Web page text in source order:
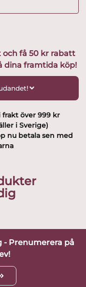
få 50 kr rabatt
dina framtida köp!
frakt över 999 kr
i Sverige)
nu betala sen med
- Prenumerera på